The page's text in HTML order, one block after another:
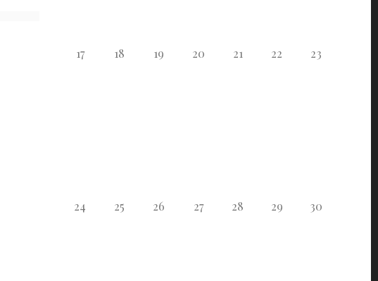
17 18 19 20 21 22 23
24 25 26 27 28 29 30